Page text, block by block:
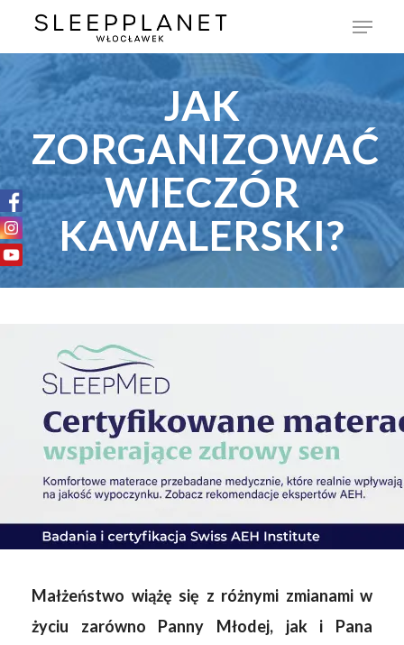
JAK
ZORGANIZOWAĆ
WIECZÓR
KAWALERSKI?
Małżeństwo wiążę się z różnymi zmianami w
życiu zarówno Panny Młodej, jak i Pana